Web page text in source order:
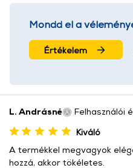
Mondd el a
Értékelem
L. Andrásné Felhasználói
Kiváló
A termékkel megvagyok
hozzá, akkor tökéletes.